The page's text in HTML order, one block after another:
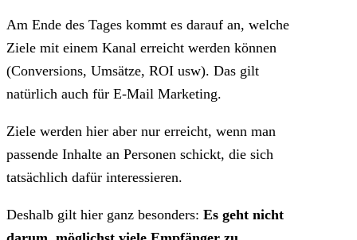
Am Ende des Tages kommt es darauf an, welche
Ziele mit einem Kanal erreicht werden können
(Conversions, Umsätze, ROI usw). Das gilt
natürlich auch für E-Mail Marketing.
Ziele werden hier aber nur erreicht, wenn man
passende Inhalte an Personen schickt, die sich
tatsächlich dafür interessieren.
Deshalb gilt hier ganz besonders: Es geht nicht